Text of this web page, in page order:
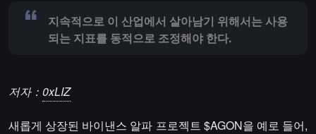
지속적으로 이 산업에서 살아남기 위해서는 사용
되는 지표를 동적으로 조정해야 한다.
저자： 0xLIZ
새롭게 상장된 바이낸스 알파 프로젝트 $AGON을 예로 들어,